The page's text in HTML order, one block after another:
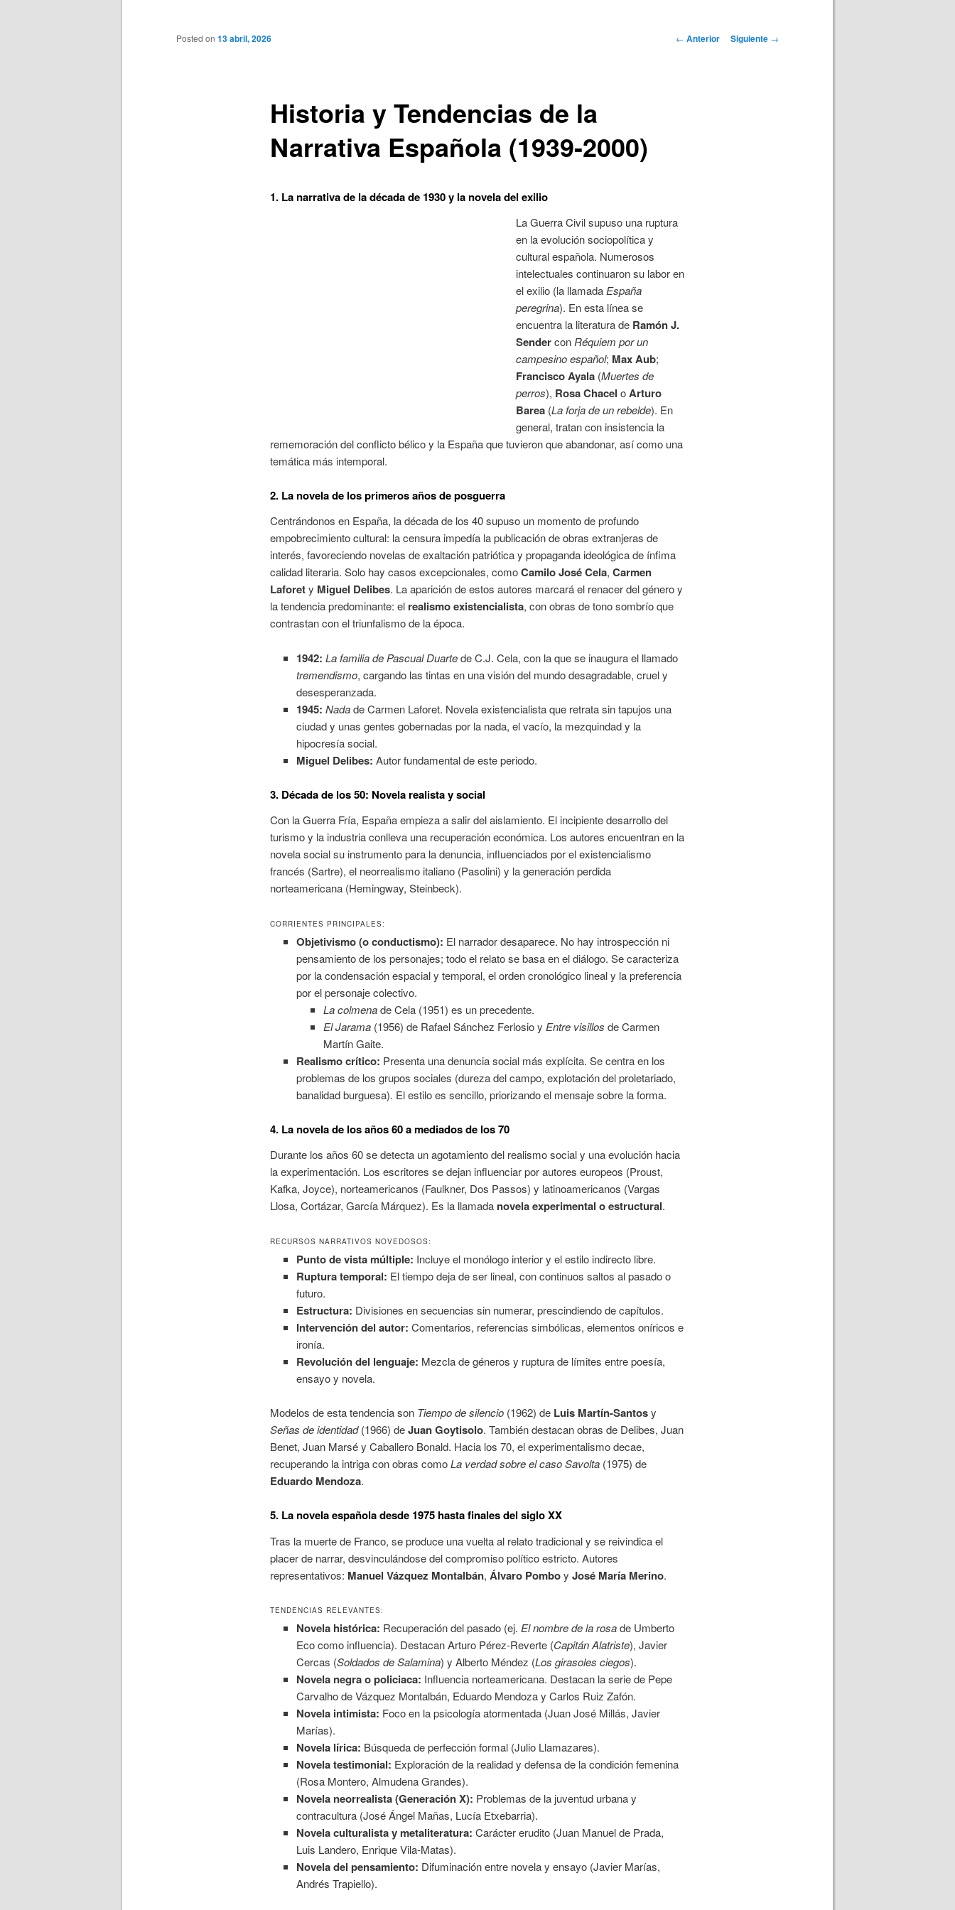
Navegación
← Anterior Siguiente →
Historia y Tendencias de la
Narrativa Española (1939-2000)
Posted on 13 abril, 2026
1. La narrativa de la década de 1930 y la novela del exilio
La Guerra Civil supuso una ruptura
en la evolución sociopolítica y
cultural española. Numerosos
intelectuales continuaron su labor en
el exilio (la llamada España
peregrina). En esta línea se
encuentra la literatura de Ramón J.
Sendercon Réquiem por un
campesino español; Max Aub;
Francisco Ayala(Muertes de
perros), Rosa Chacel oArturo
Barea(La forja de un rebelde). En
general, tratan con insistencia la
rememoración del conflictobélico y la España que tuvieron que abandonar, así como una
temática más intemporal.
2. La novela de los primeros años de posguerra
Centrándonos en España, la década de los 40 supuso un momento de profundo
empobrecimiento cultural: la censura impedía la publicación de obras extranjeras de
interés, favoreciendo novelas de exaltación patriótica y propaganda ideológica de ínfima
calidad literaria. Solo hay casos excepcionales, comoCamilo José Cela, Carmen
Laforety Miguel Delibes. La aparición de estos autores marcará el renacer del género y
la tendencia predominante: el realismo existencialista, con obras de tono sombrío que
contrastan con el triunfalismo de la época.
1942: La familia de Pascual Duartede C.J. Cela, con la que se inaugura el llamado
tremendismo, cargando las tintas en una visión del mundo desagradable, cruel y
desesperanzada.
1945: Nadade Carmen Laforet. Novela existencialista que retrata sin tapujos una
ciudad y unas gentes gobernadas por la nada, el vacío, la mezquindad y la
hipocresía social.
Miguel Delibes: Autor fundamental de este periodo.
3. Década de los 50: Novela realista y social
Con la Guerra Fría, España empieza a salir del aislamiento. El incipiente desarrollo del
turismo y la industria conlleva una recuperación económica. Los autores encuentran en la
novela social su instrumento para la denuncia, influenciados por el existencialismo
francés (Sartre), el neorrealismo italiano (Pasolini) y la generación perdida
norteamericana (Hemingway, Steinbeck).
CORRIENTES PRINCIPALES:
Objetivismo (o conductismo): El narrador desaparece. No hay introspección ni
pensamiento de los personajes; todo el relato se basa en el diálogo. Se caracteriza
por la condensación espacial y temporal, el orden cronológico lineal y la preferencia
por el personaje colectivo.
La colmenade Cela (1951) es un precedente.
El Jarama(1956) de Rafael Sánchez Ferlosio y Entre visillos de Carmen
Martín Gaite.
Realismo crítico: Presenta una denuncia social más explícita. Se centra en los
problemas de los grupos sociales (dureza del campo, explotación del proletariado,
banalidad burguesa). El estilo es sencillo, priorizando el mensaje sobre la forma.
4. La novela de los años 60 a mediados de los 70
Durante los años 60 se detecta un agotamiento del realismo social y una evolución hacia
la experimentación. Los escritores se dejan influenciar por autores europeos (Proust,
Kafka, Joyce), norteamericanos (Faulkner, Dos Passos) y latinoamericanos (Vargas
Llosa, Cortázar, García Márquez). Es la llamada novela experimental o estructural.
RECURSOS NARRATIVOS NOVEDOSOS:
Punto de vista múltiple: Incluye el monólogo interior y el estilo indirecto libre.
Ruptura temporal: El tiempo deja de ser lineal, con continuos saltos al pasado o
futuro.
Estructura: Divisiones en secuencias sin numerar, prescindiendo de capítulos.
Intervención del autor: Comentarios, referencias simbólicas, elementos oníricos e
ironía.
Revolución del lenguaje: Mezcla de géneros y ruptura de límites entre poesía,
ensayo y novela.
Modelos de esta tendencia son Tiempo de silencio(1962) de Luis Martín-Santosy
Señas de identidad(1966) deJuan Goytisolo. También destacan obras de Delibes, Juan
Benet, Juan Marsé y Caballero Bonald. Hacia los 70, el experimentalismo decae,
recuperando la intriga con obras comoLa verdad sobre el caso Savolta(1975) de
Eduardo Mendoza.
5. La novela española desde 1975 hasta finales del siglo XX
Tras la muerte de Franco, se produce una vuelta al relato tradicional y se reivindica el
placer de narrar, desvinculándose del compromiso político estricto. Autores
representativos: Manuel Vázquez Montalbán, Álvaro Pomboy José María Merino.
TENDENCIAS RELEVANTES:
Novela histórica: Recuperación del pasado (ej. El nombre de la rosade Umberto
Eco como influencia). Destacan Arturo Pérez-Reverte (Capitán Alatriste), Javier
Cercas (Soldados de Salamina) y Alberto Méndez (Los girasoles ciegos).
Novela negra o policiaca: Influencia norteamericana. Destacan la serie de Pepe
Carvalho de Vázquez Montalbán, Eduardo Mendoza y Carlos Ruiz Zafón.
Novela intimista: Foco en la psicología atormentada (Juan José Millás, Javier
Marías).
Novela lírica: Búsqueda de perfección formal (Julio Llamazares).
Novela testimonial: Exploración de la realidad y defensa de la condición femenina
(Rosa Montero, Almudena Grandes).
Novela neorrealista (Generación X): Problemas de la juventud urbana y
contracultura (José Ángel Mañas, Lucía Etxebarria).
Novela culturalista y metaliteratura: Carácter erudito (Juan Manuel de Prada,
Luis Landero, Enrique Vila-Matas).
Novela del pensamiento: Difuminación entre novela y ensayo (Javier Marías,
Andrés Trapiello).